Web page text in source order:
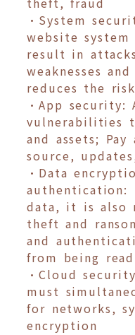
•System
website
result in
weaknesses
reduces the risk
•App security:
vulnerabilities
and assets;
source,
•Data
data, it is also
theft and
and
from being read
•Cloud
must
for networks,
encryption